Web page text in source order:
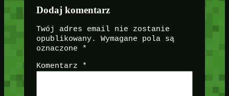
Dodaj komentarz
Twój adres email nie zostanie
opublikowany.
Wymagane pola są
oznaczone
*
Komentarz *